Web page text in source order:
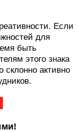
Если
для
быть
этого знака
склонно активно